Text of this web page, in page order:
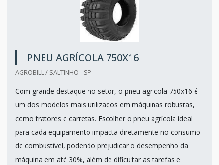
PNEU AGRÍCOLA 750X16
AGROBILL / SALTINHO - SP
Com grande destaque no setor, o pneu agricola 750x16 é
um dos modelos mais utilizados em máquinas robustas,
como tratores e carretas. Escolher o pneu agrícola ideal
para cada equipamento impacta diretamente no consumo
de combustível, podendo prejudicar o desempenho da
máquina em até 30%, além de dificultar as tarefas e